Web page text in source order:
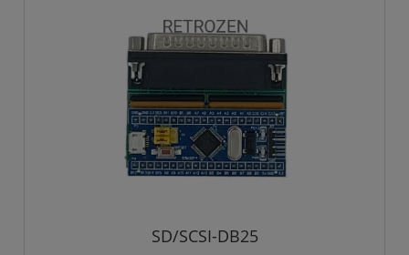
SD/SCSI-DB25